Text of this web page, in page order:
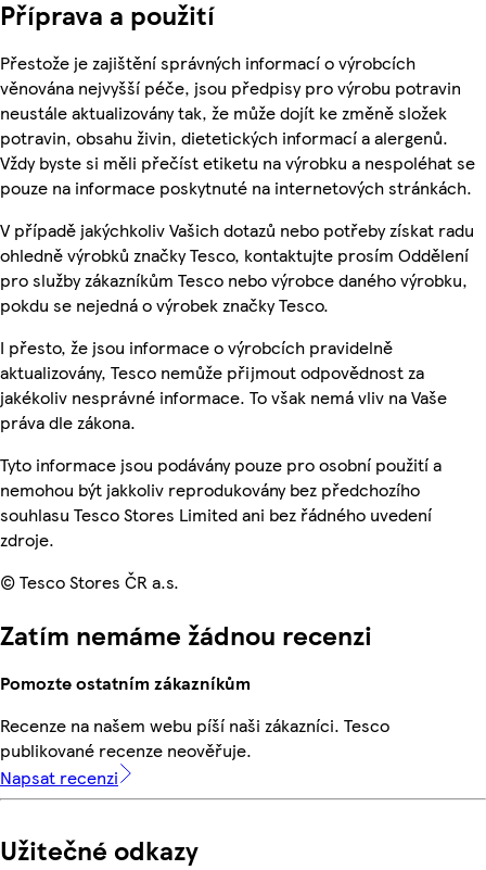
Příprava a použití
Přestože je zajištění správných informací o výrobcích
věnována nejvyšší péče, jsou předpisy pro výrobu potravin
neustále aktualizovány tak, že může dojít ke změně složek
potravin, obsahu živin, dietetických informací a alergenů.
Vždy byste si měli přečíst etiketu na výrobku a nespoléhat se
pouze na informace poskytnuté na internetových stránkách.
V případě jakýchkoliv Vašich dotazů nebo potřeby získat radu
ohledně výrobků značky Tesco, kontaktujte prosím Oddělení
pro služby zákazníkům Tesco nebo výrobce daného výrobku,
pokdu se nejedná o výrobek značky Tesco.
I přesto, že jsou informace o výrobcích pravidelně
aktualizovány, Tesco nemůže přijmout odpovědnost za
jakékoliv nesprávné informace. To však nemá vliv na Vaše
práva dle zákona.
Tyto informace jsou podávány pouze pro osobní použití a
nemohou být jakkoliv reprodukovány bez předchozího
souhlasu Tesco Stores Limited ani bez řádného uvedení
zdroje.
© Tesco Stores ČR a.s.
Zatím nemáme žádnou recenzi
Pomozte ostatním zákazníkům
Recenze na našem webu píší naši zákazníci. Tesco
publikované recenze neověřuje.
Napsat recenzi
Užitečné odkazy